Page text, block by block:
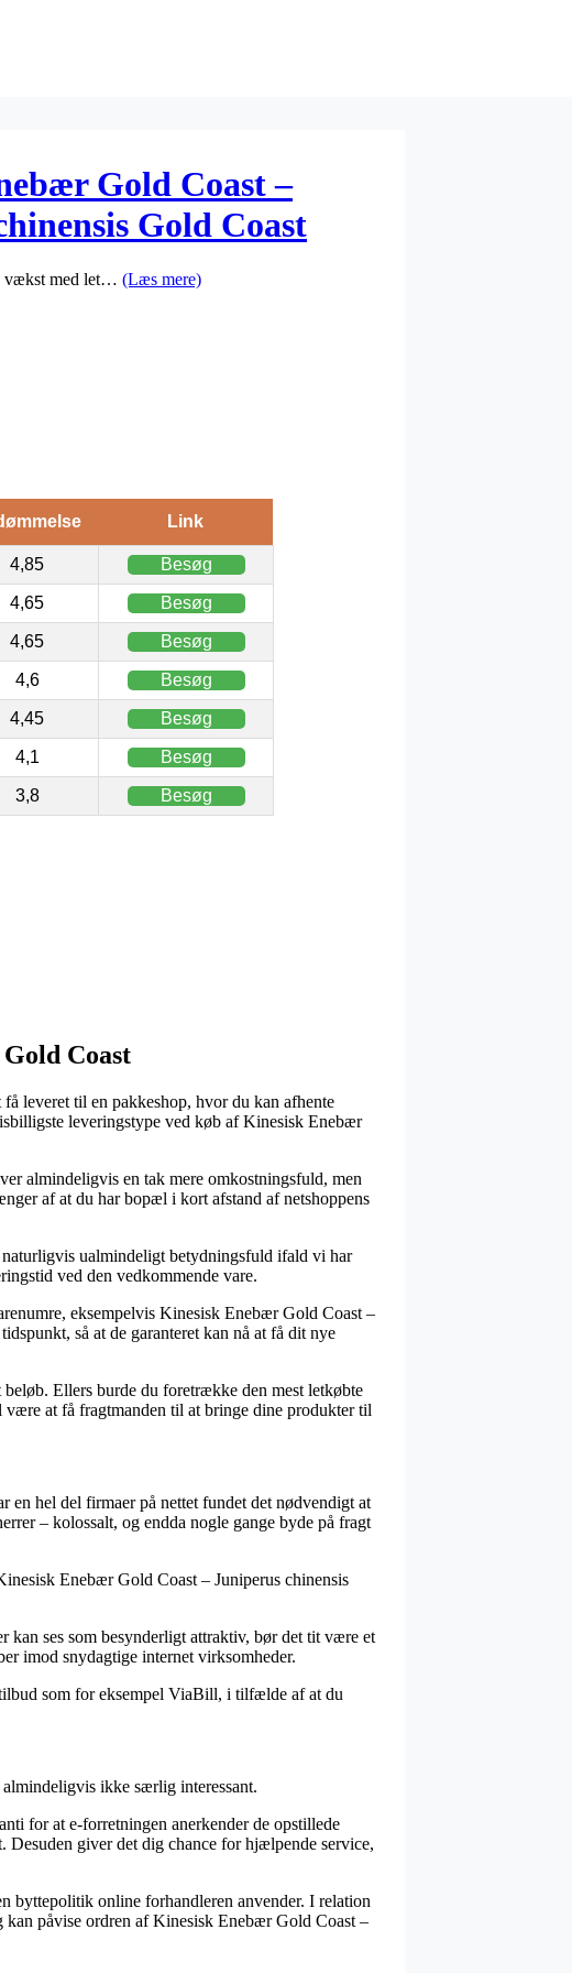
Gold Coast –
Gold Coast
vækst med let… (Læs mere)
Link
4,85 Besøg
4,65 Besøg
4,65 Besøg
4,6 Besøg
4,45 Besøg
4,1 Besøg
3,8 Besøg
Coast
leveret til en pakkeshop, hvor du kan afhente
leveringstype ved køb af Kinesisk Enebær
almindeligvis en tak mere omkostningsfuld, men
af at du har bopæl i kort afstand af netshoppens
ualmindeligt betydningsfuld ifald vi har
ved den vedkommende vare.
eksempelvis Kinesisk Enebær Gold Coast –
så at de garanteret kan nå at få dit nye
Ellers burde du foretrække den mest letkøbte
at få fragtmanden til at bringe dine produkter til
en hel del firmaer på nettet fundet det nødvendigt at
– kolossalt, og endda nogle gange byde på fragt
Enebær Gold Coast – Juniperus chinensis
kan ses som besynderligt attraktiv, bør det tit være et
imod snydagtige internet virksomheder.
som for eksempel ViaBill, i tilfælde af at du
ikke særlig interessant.
for at e-forretningen anerkender de opstillede
giver det dig chance for hjælpende service,
byttepolitik online forhandleren anvender. I relation
påvise ordren af Kinesisk Enebær Gold Coast –